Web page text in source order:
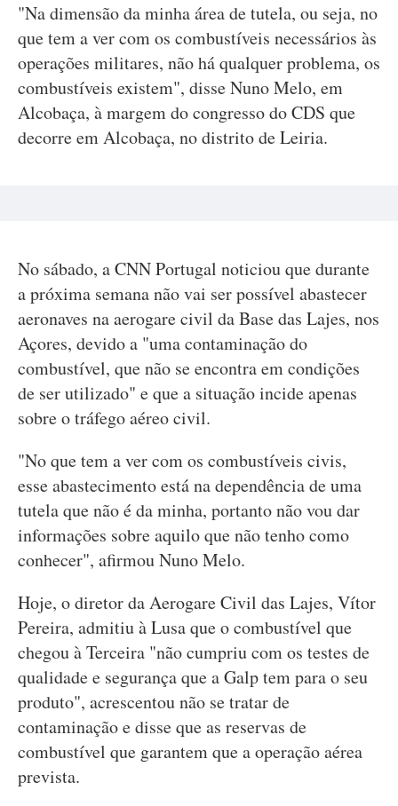
"Na dimensão da minha área de tutela, ou seja, no
que tem a ver com os combustíveis necessários às
operações militares, não há qualquer problema, os
combustíveis existem", disse Nuno Melo, em
Alcobaça, à margem do congresso do CDS que
decorre em Alcobaça, no distrito de Leiria.
No sábado, a CNN Portugal noticiou que durante
a próxima semana não vai ser possível abastecer
aeronaves na aerogare civil da Base das Lajes, nos
Açores, devido a "uma contaminação do
combustível, que não se encontra em condições
de ser utilizado" e que a situação incide apenas
sobre o tráfego aéreo civil.
"No que tem a ver com os combustíveis civis,
esse abastecimento está na dependência de uma
tutela que não é da minha, portanto não vou dar
informações sobre aquilo que não tenho como
conhecer", afirmou Nuno Melo.
Hoje, o diretor da Aerogare Civil das Lajes, Vítor
Pereira, admitiu à Lusa que o combustível que
chegou à Terceira "não cumpriu com os testes de
qualidade e segurança que a Galp tem para o seu
produto", acrescentou não se tratar de
contaminação e disse que as reservas de
combustível que garantem que a operação aérea
prevista.